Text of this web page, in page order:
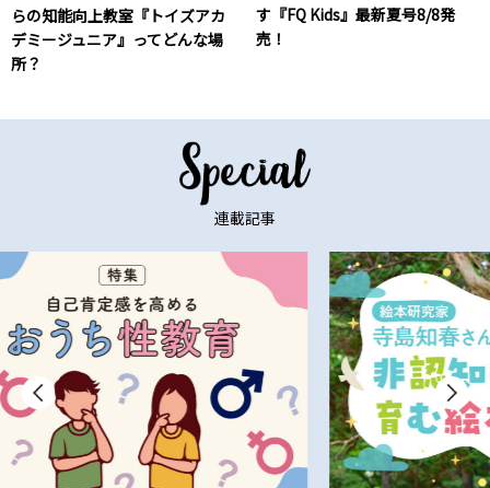
らの知能向上教室『トイズアカ
デミージュニア』ってどんな場
所？
す『FQ Kids』最新夏号8/8発
売！
連載記事